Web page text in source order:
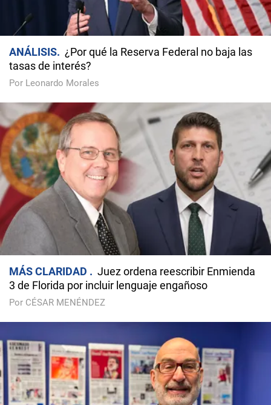
ANÁLISIS
¿Por qué la Reserva Federal no baja las
tasas de interés?
Por Leonardo Morales
MÁS CLARIDAD
Juez ordena reescribir Enmienda
3 de Florida por incluir lenguaje engañoso
Por CÉSAR MENÉNDEZ